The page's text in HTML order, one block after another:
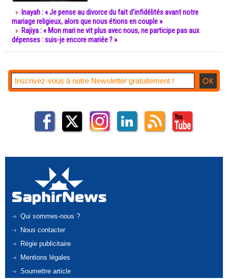
Inayah : « Je pense au divorce du fait d’infidélités avant notre
mariage religieux, alors que nous étions en couple »
Rajiya : « Mon mari ne vit plus avec nous, ne participe pas aux
dépenses : suis-je encore mariée ? »
Qui sommes-nous ?
Nous contacter
Régie publicitaire
Mentions légales
Soumettre article